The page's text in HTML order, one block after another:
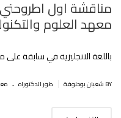
مناقشة اول
معهد العلوم
باللغة الانجليزية في سابقة
BY شعبان بوحلوفة طور الدكتوراه .